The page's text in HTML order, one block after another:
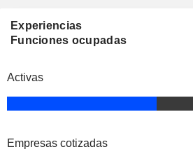
Experiencias
Funciones ocupadas
Activas
Empresas cotizadas